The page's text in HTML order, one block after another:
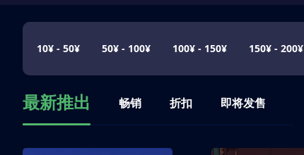
10¥ - 50¥ 50¥ - 100¥ 100¥ - 150¥ 150¥ - 200¥
最新推出 畅销 折扣 即将发售